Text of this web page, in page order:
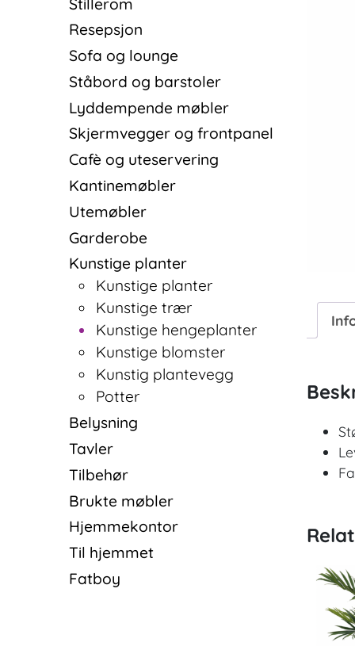
Resepsjon
Sofa og lounge
Ståbord og barstoler
Lyddempende møbler
Skjermvegger og frontpanel
Cafè og uteservering
Kantinemøbler
Utemøbler
Garderobe
Kunstige planter
Kunstige planter
Kunstige trær
Kunstige hengeplanter
Kunstige blomster
Kunstig plantevegg
Potter
Belysning
Tavler
Tilbehør
Brukte møbler
Hjemmekontor
Til hjemmet
Fatboy